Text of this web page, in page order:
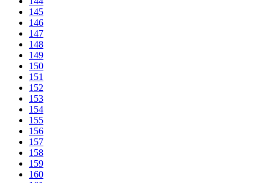
145
146
147
148
149
150
151
152
153
154
155
156
157
158
159
160